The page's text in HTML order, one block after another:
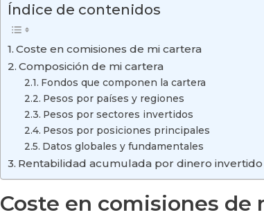
Índice de contenidos
Coste en comisiones de mi cartera
Composición de mi cartera
Fondos que componen la cartera
Pesos por países y regiones
Pesos por sectores invertidos
Pesos por posiciones principales
Datos globales y fundamentales
Rentabilidad acumulada por dinero invertido
Coste en comisiones de